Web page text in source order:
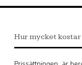
Hur mycket kostar